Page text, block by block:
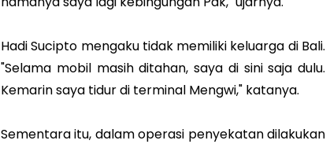
Hadi Sucipto mengaku tidak memiliki keluarga di Bali.
"Selama mobil masih ditahan, saya di sini saja dulu.
Kemarin saya tidur di terminal Mengwi," katanya.
Sementara itu, dalam operasi penyekatan dilakukan